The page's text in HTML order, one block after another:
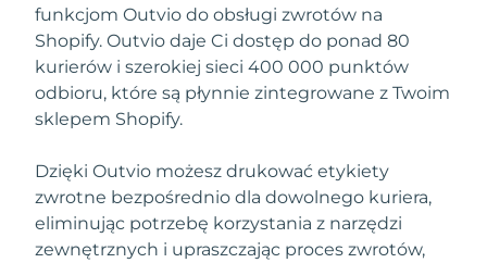
funkcjom Outvio do obsługi zwrotów na
Shopify. Outvio daje Ci dostęp do ponad 80
kurierów i szerokiej sieci 400 000 punktów
odbioru, które są płynnie zintegrowane z Twoim
sklepem Shopify.
Dzięki Outvio możesz drukować etykiety
zwrotne bezpośrednio dla dowolnego kuriera,
eliminując potrzebę korzystania z narzędzi
zewnętrznych i upraszczając proces zwrotów,